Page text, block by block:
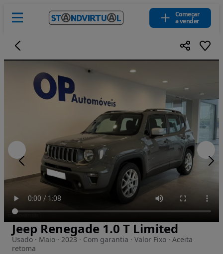
Começar
a vender
Imagem 1 de 12
Jeep Renegade 1.0 T Limited
Usado · Maio · 2023 · Com garantia · Valor Fixo · Aceita
retoma